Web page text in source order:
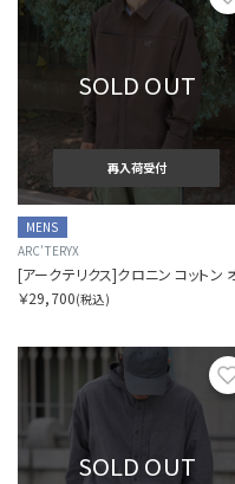
SOLD OUT
再入荷受付
MENS
ARC'TERYX
￥29,700(税込)
SOLD OUT